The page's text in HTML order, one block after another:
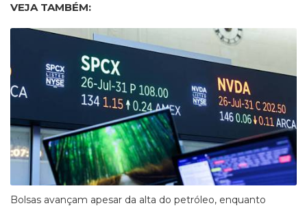
VEJA TAMBÉM:
Bolsas avançam apesar da alta do petróleo, enquanto